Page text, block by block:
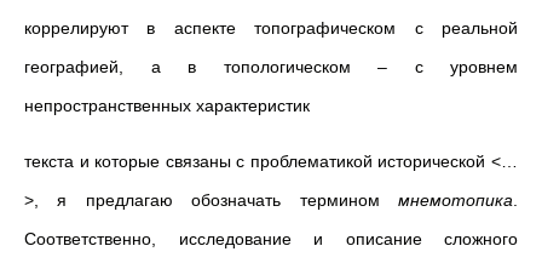
коррелируют в аспекте топографическом с реальной
географией, а в топологическом – с уровнем
непространственных характеристик
текста и которые связаны с проблематикой исторической <…
>, я предлагаю обозначать термином мнемотопика
Соответственно, исследование и описание сложного